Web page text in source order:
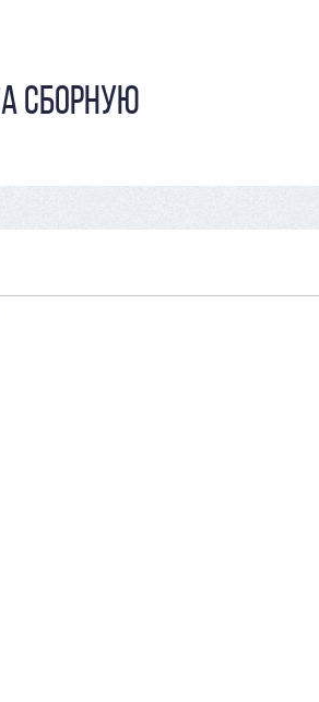
СБОРНУЮ